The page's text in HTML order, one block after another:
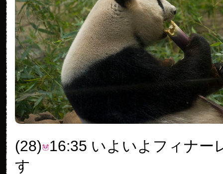
(28) 16:35 いよいよフィナー
す